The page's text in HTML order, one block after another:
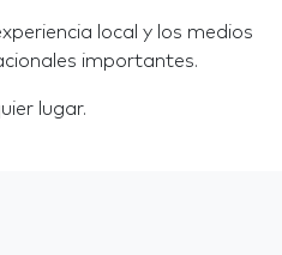
local y los medios
importantes.
lugar.